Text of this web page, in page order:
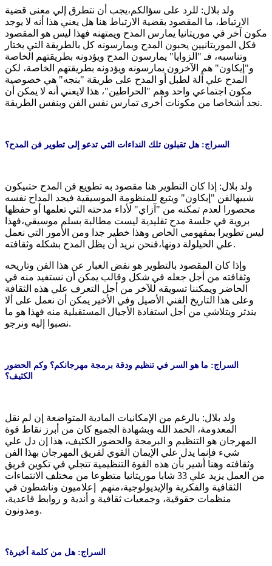
ولد بلال: للرد على سؤالكم،يجب أن نتطرق إلي معنى قضية
الارتباط، ما المقصود بقضية الارتباط هنا هل يعني هذا أنه لا يوجد
مكون آخر في موريتانيا يمارس المدح ويمتهنه فهذا ليس هو المقصود
فكل الموريتانيين يحبون المدح ويمارسونه كل بالطريقة التي يختار
وتناسبه، فـ "الزوايا" يمارسون المدح ويؤدونه بطريقتهم الخاصة
و"إيكاون" هم الآخرون يمارسونه ويؤدونه بطريقتهم الخاصة، لكن
المدح علي آلة لطبل أو المدح على طريقة "بنجه" هي خصوصية
مكون اجتماعي واحد وهم "الحراطين"، هذا لايعني أنه لا يمكن أن
نجد أشخاصا من مكونات أخرى تمارس نفس الفن وبنفس الطريقة.
السراج: هل تقبلون تلك النداءات التي تدعو إلى تطوير فن المدح؟
ولد بلال: إذا كان التطوير هنا مقصود به تطويع فن المدح حتىيكون
شبيهالفن "إيكاون" ويتبع للمنظومة الموسيقية فيجد المداح نفسه
محصورا لعدم تمكنه من "آزاي" لأداء مدحته التي تعلمها أو حفظها
بروية في جلسة مدح تقليدية ليست مطالبة بسلم موسيقي،فهذا
ليس تطويرا بمفهومي الخاص وهذا خطير جدا ومن الأمور التي نعمل
علي الحيلولة دونها،فنحن نريد أن يظل المدح بشكله وثقافته.
وإذا كان المقصود بالتطوير هو نفض الغبار عن هذا الفن وتاريخه
وثقافته من أجل جعله في شكل وقالب يمكن أن نستفيد منه في
الحاضر ويمكننا تسويقه للآخر من أجل التعرف علي هذه الثقافة
وعلى هذا التاريخ الفني الأصيل وفي الأخير يمكن أن نعمل على ألا
يندثر ويتلاشي من أجل استفادة الأجيال المستقبلية منه فهذا هو ما
نصبوا إليه ونرجو.
السراج: ما هو السر في تنظيم ودقة برمجة مهرجانكم؟ وكم الحضور
الكثيف؟
ولد بلال: بالرغم من الإمكانيات المادية المتواضعة إن لم نقل
المعدومة، الحمد الله وبشهادة الجميع كان من أبرز نقاط قوة
المهرجان هو التنظيم و البرمجة والحضور الكثيف، هذا إن دل علي
شيء فإنما يدل علي الإيمان القوي لفريق المهرجان بهذا الفن
وثقافته وهنا أشير بأن هذه القوة التنظيمية تتجلي في تكوين فريق
من العمل يزيد علي 33 شابا موريتانيا متطوعا من مختلف الانتماءات
الثقافية والفكرية والإيديولوجية،منهم إعلاميون وناشطون في
منظمات حقوقية، وجمعيات ثقافية و أندية و روابط قاعدية،
ومدونون.
السراج: هل من كلمة أخيرة؟